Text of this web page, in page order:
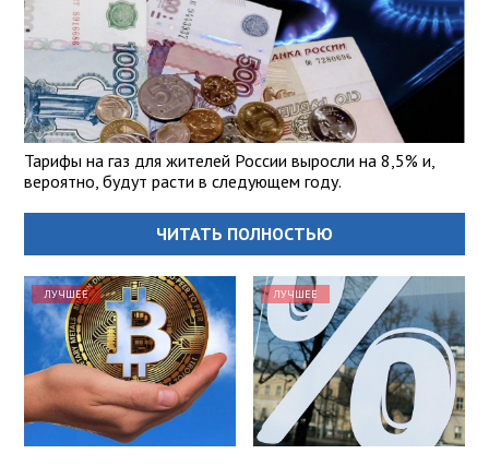
Тарифы на газ для жителей России выросли на 8,5% и,
вероятно, будут расти в следующем году.
ЧИТАТЬ ПОЛНОСТЬЮ
ЛУЧШЕЕ ЛУЧШЕЕ